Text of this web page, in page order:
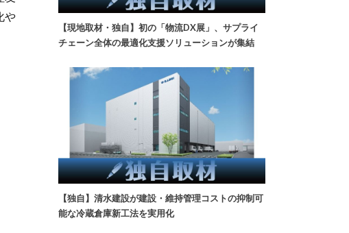
や
【現地取材・独自】初の「物流DX展」、サプライ
チェーン全体の最適化支援ソリューションが集結
【独自】清水建設が建設・維持管理コストの抑制可
能な冷蔵倉庫新工法を実用化